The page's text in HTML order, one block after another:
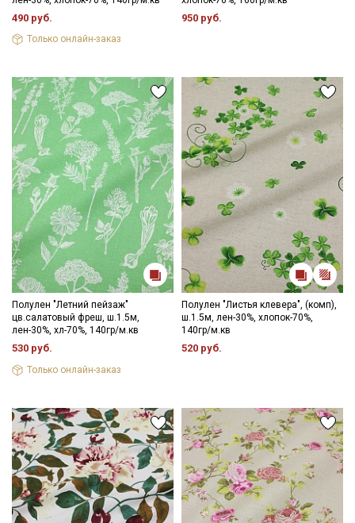
490 руб.
Только онлайн-заказ
950 руб.
Полулен "Летний пейзаж"
цв.салатовый фреш, ш.1.5м,
лен-30%, хл-70%, 140гр/м.кв
530 руб.
Только онлайн-заказ
Полулен "Листья клевера", (комп),
ш.1.5м, лен-30%, хлопок-70%,
140гр/м.кв
520 руб.